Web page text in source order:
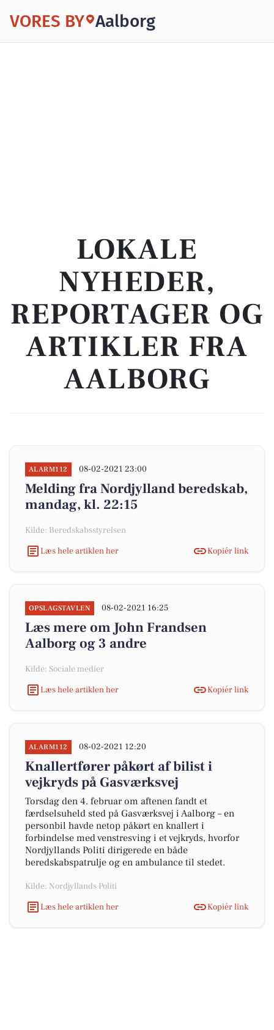
VORES BY Aalborg
LOKALE
NYHEDER,
REPORTAGER OG
ARTIKLER FRA
AALBORG
ALARM112 08-02-2021 23:00
Melding fra Nordjylland beredskab,
mandag, kl. 22:15
Kilde: Beredskabsstyrelsen
Læs hele artiklen her
Kopiér link
OPSLAGSTAVLEN 08-02-2021 16:25
Læs mere om John Frandsen
Aalborg og 3 andre
Kilde: Sociale medier
Læs hele artiklen her
Kopiér link
ALARM112 08-02-2021 12:20
Knallertfører påkørt af bilist i
vejkryds på Gasværksvej
Torsdag den 4. februar om aftenen fandt et
færdselsuheld sted på Gasværksvej i Aalborg – en
personbil havde netop påkørt en knallert i
forbindelse med venstresving i et vejkryds, hvorfor
Nordjyllands Politi dirigerede en både
beredskabspatrulje og en ambulance til stedet.
Kilde: Nordjyllands Politi
Læs hele artiklen her
Kopiér link